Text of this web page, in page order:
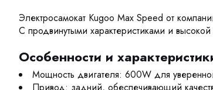
Электросамокат Kugoo Max Speed от
С продвинутыми характеристиками и
Особенности и
Мощность двигателя: 600W для